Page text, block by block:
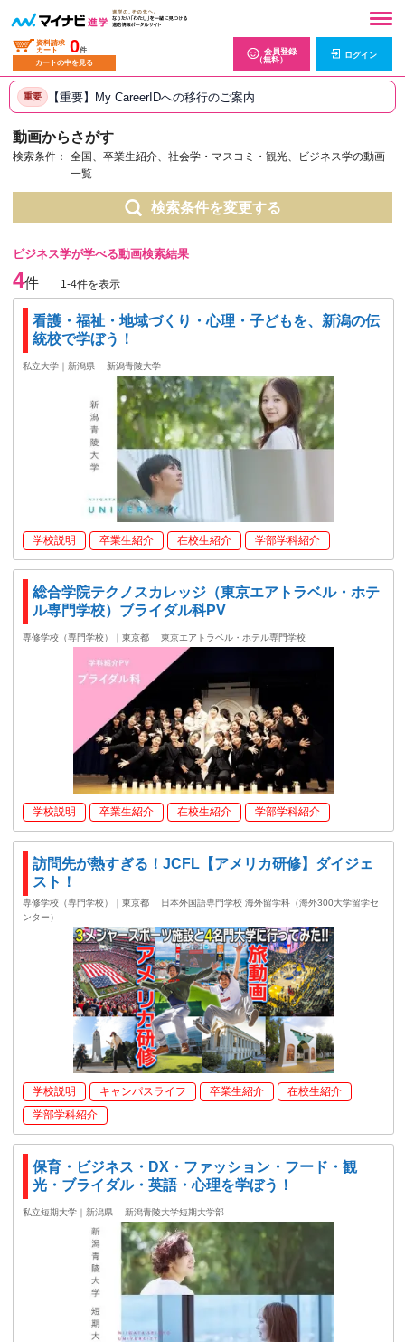
資料請求
カート
0件
カートの中を見る
会員登録
（無料）
ログイン
重要 【重要】My CareerIDへの移行のご案内
動画からさがす
検索条件：
全国、卒業生紹介、社会学・マスコミ・観光、ビジネス学の動画
一覧
検索条件を変更する
ビジネス学が学べる動画検索結果
4件 1-4件を表示
看護・福祉・地域づくり・心理・子どもを、新潟の伝
統校で学ぼう！
私立大学｜新潟県 新潟青陵大学
学校説明 卒業生紹介 在校生紹介 学部学科紹介
総合学院テクノスカレッジ（東京エアトラベル・ホテ
ル専門学校）ブライダル科PV
専修学校（専門学校）｜東京都 東京エアトラベル・ホテル専門学校
学校説明 卒業生紹介 在校生紹介 学部学科紹介
訪問先が熱すぎる！JCFL【アメリカ研修】ダイジェ
スト！
専修学校（専門学校）｜東京都
日本外国語専門学校 海外留学科（海外300大学留学セ
ンター）
学校説明 キャンパスライフ 卒業生紹介
在校生紹介
学部学科紹介
保育・ビジネス・DX・ファッション・フード・観
光・ブライダル・英語・心理を学ぼう！
私立短期大学｜新潟県 新潟青陵大学短期大学部